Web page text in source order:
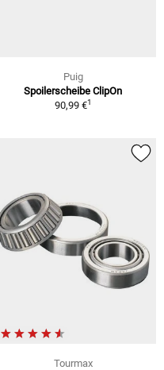
Puig
Spoilerscheibe ClipOn
90,99 €1
Tourmax